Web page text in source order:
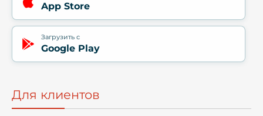
App Store
Загрузить с
Google Play
Для клиентов